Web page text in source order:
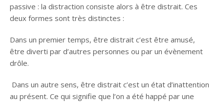
passive : la distraction consiste alors à être distrait. Ces
deux formes sont très distinctes :
Dans un premier temps, être distrait c’est être amusé,
être diverti par d’autres personnes ou par un évènement
drôle.
Dans un autre sens, être distrait c’est un état d’inattention
au présent. Ce qui signifie que l’on a été happé par une